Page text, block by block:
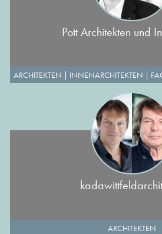
Pott Architekten und
ARCHITEKTEN | INNENARCHITEKTEN |
ARCHITEKTEN